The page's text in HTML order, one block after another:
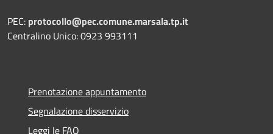
PEC: protocollo@pec.comune.marsala.tp.it
Centralino Unico: 0923 993111
Prenotazione appuntamento
Segnalazione disservizio
Leggi le FAQ